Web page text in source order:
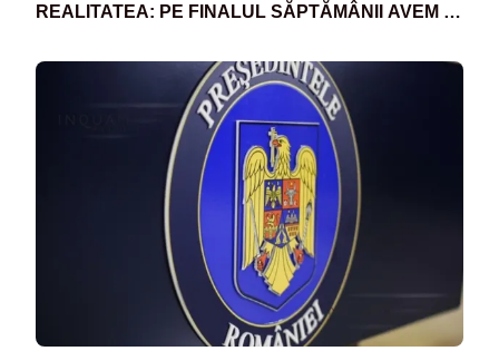
REALITATEA: PE FINALUL SĂPTĂMÂNII AVEM O
POATE DE MULT DE REZULTATELE DIN PRIMUL